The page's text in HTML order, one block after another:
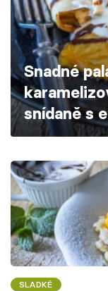
Škola vaření
Recepty z
Speciál:
Těhotnej
Přihlášení
Sledujte nás
Snadné
snídaně s
SLADKÉ